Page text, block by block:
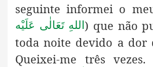
seguinte informei o
اللهِ تَعَالٰی عَلَيْه) que não
toda noite devido a dor
Queixei-me três vezes.